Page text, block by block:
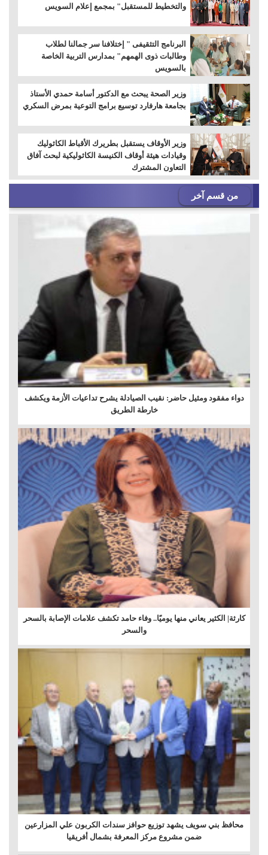
والتخطيط للمستقبل" بمجمع إعلام السويس
البرنامج التثقيفى " إختلافنا سر جمالنا لطلاب
وطالبات ذوى الهمهم" بمدارس التربية الخاصة
بالسويس
وزير الصحة يبحث مع الدكتور أسامة حمدي الأستاذ
بجامعة هارفارد توسيع برامج التوعية بمرض السكري
وزير الأوقاف يستقبل بطريرك الأقباط الكاثوليك
وقيادات هيئة أوقاف الكنيسة الكاثوليكية لبحث آفاق
التعاون المشترك
من قسم آخر
دواء مفقود ومثيل حاضر: نقيب الصيادلة يشرح تداعيات الأزمة ويكشف
خارطة الطريق
كارثة| الكثير يعاني منها يوميًا.. وفاء حامد تكشف علامات الإصابة بالسحر
والسحر
محافظ بني سويف يشهد توزيع حوافز سندات الكربون علي المزارعين
ضمن مشروع مركز المعرفة بشمال أفريقيا